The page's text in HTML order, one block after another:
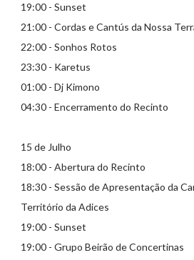
19:00 - Sunset
21:00 - Cordas e Cantús da Nossa
22:00 - Sonhos Rotos
23:30 - Karetus
01:00 - Dj Kimono
04:30 - Encerramento do Recinto
15 de Julho
18:00 - Abertura do Recinto
18:30 - Sessão de Apresentação da
Território da Adices
19:00 - Sunset
19:00 - Grupo Beirão de Concertinas